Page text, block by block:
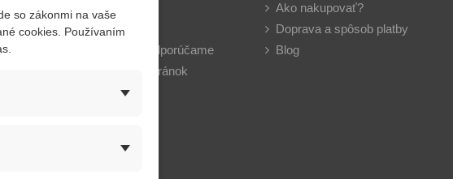
Novinky
Teraz odporúčame
Mapa stránok
Ako nakupovať?
Doprava a spôsob platby
Blog
so zákonmi na vaše
cookies. Používaním